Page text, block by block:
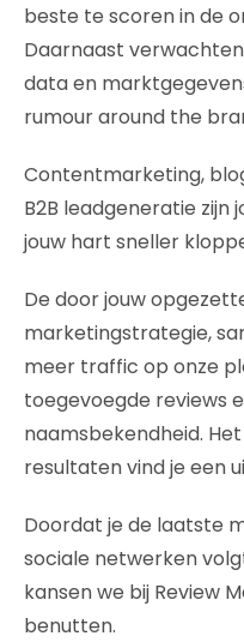
beste te scoren in de
Daarnaast
data en
rumour around the
Contentmarketing,
B2B leadgeneratie zijn
jouw hart sneller
De door jouw
marketingstrategie,
meer traffic op onze
toegevoegde reviews
naamsbekendheid.
resultaten vind je een
Doordat je de laatste
sociale netwerken
kansen we bij Review
benutten.